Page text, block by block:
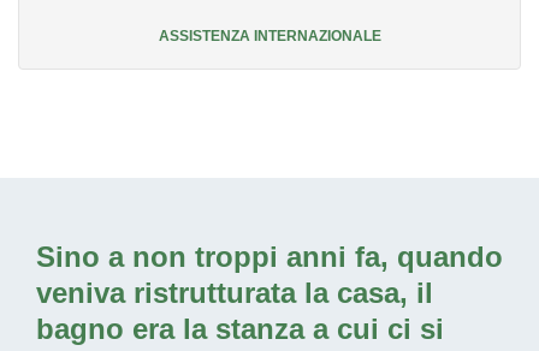
ASSISTENZA INTERNAZIONALE
Sino a non troppi anni fa, quando
veniva ristrutturata la casa, il
bagno era la stanza a cui ci si